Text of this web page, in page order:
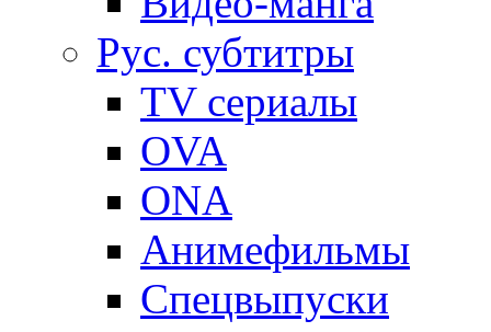
Рус. субтитры
TV сериалы
OVA
ONA
Анимефильмы
Спецвыпуски